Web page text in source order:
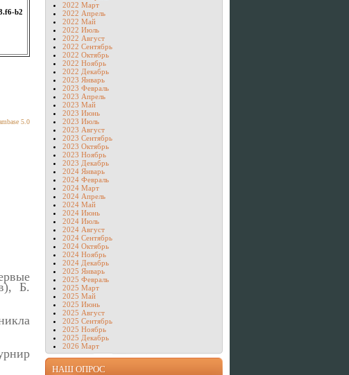
b2
5.0
Б.
2022 Март
2022 Апрель
2022 Май
2022 Июль
2022 Август
2022 Сентябрь
2022 Октябрь
2022 Ноябрь
2022 Декабрь
2023 Январь
2023 Февраль
2023 Апрель
2023 Май
2023 Июнь
2023 Июль
2023 Август
2023 Сентябрь
2023 Октябрь
2023 Ноябрь
2023 Декабрь
2024 Январь
2024 Февраль
2024 Март
2024 Апрель
2024 Май
2024 Июнь
2024 Июль
2024 Август
2024 Сентябрь
2024 Октябрь
2024 Ноябрь
2024 Декабрь
2025 Январь
2025 Февраль
2025 Март
2025 Май
2025 Июнь
2025 Август
2025 Сентябрь
2025 Ноябрь
2025 Декабрь
2026 Март
НАШ ОПРОС